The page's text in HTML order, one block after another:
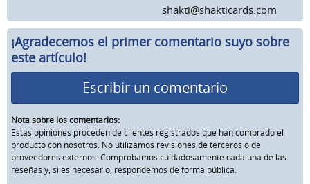
shakti@shakticards.com
¡Agradecemos el primer comentario suyo sobre
este artículo!
Escribir un comentario
Nota sobre los comentarios:
Estas opiniones proceden de clientes registrados que han comprado el
producto con nosotros. No utilizamos revisiones de terceros o de
proveedores externos. Comprobamos cuidadosamente cada una de las
reseñas y, si es necesario, respondemos de forma pública.